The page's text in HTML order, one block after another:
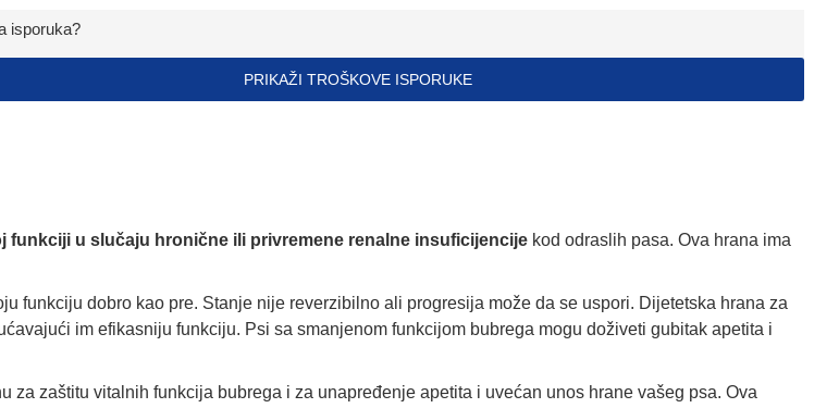
isporuka?
PRIKAŽI TROŠKOVE ISPORUKE
funkciji u slučaju hronične ili privremene renalne insuficijencije kod odraslih pasa. Ova hrana ima
funkciju dobro kao pre. Stanje nije reverzibilno ali progresija može da se uspori. Dijetetska hrana za
im efikasniju funkciju. Psi sa smanjenom funkcijom bubrega mogu doživeti gubitak apetita i
zaštitu vitalnih funkcija bubrega i za unapređenje apetita i uvećan unos hrane vašeg psa. Ova